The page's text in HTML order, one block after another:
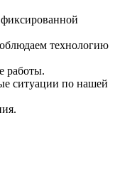
технологию
работы.
ситуации по нашей